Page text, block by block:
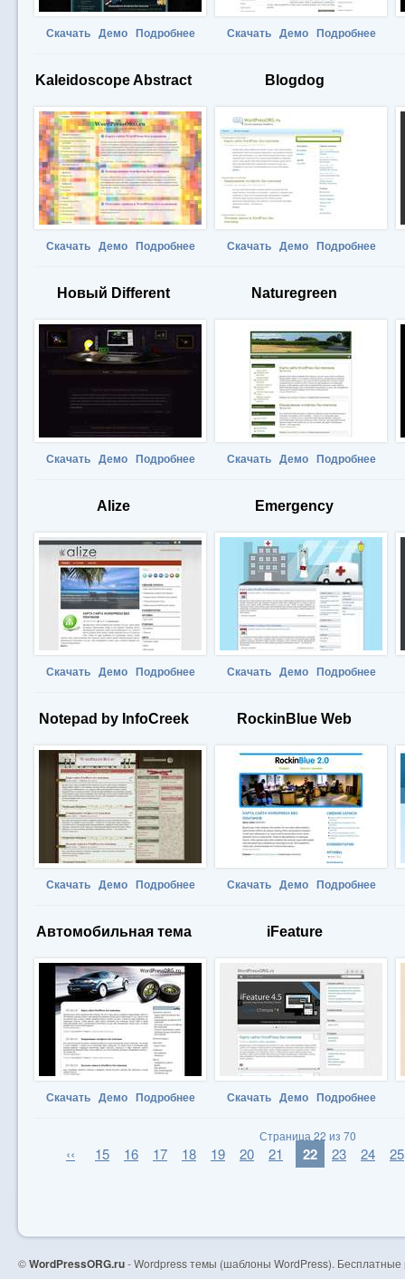
Скачать Демо Подробнее Скачать Демо Подробнее
Kaleidoscope Abstract
Скачать Демо Подробнее
Blogdog
Скачать Демо Подробнее
Новый Different
Скачать Демо Подробнее
Naturegreen
Скачать Демо Подробнее
Alize
Скачать Демо Подробнее
Emergency
Скачать Демо Подробнее
Notepad by InfoCreek
Скачать Демо Подробнее
RockinBlue Web
Скачать Демо Подробнее
Автомобильная тема
Скачать Демо Подробнее
iFeature
Скачать Демо Подробнее
Страница 22 из 70
‹‹ 15 16 17 18 19 20 21 22 23 24 25
©WordPressORG.ru- Wordpress темы (шаблоны WordPress).